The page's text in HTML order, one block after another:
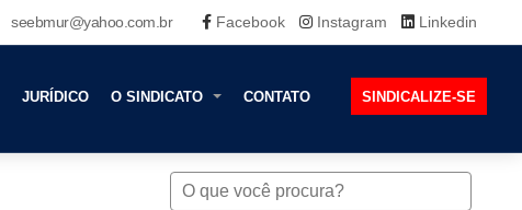
seebmur@yahoo.com.br Facebook Instagram Linkedin
JURÍDICO O SINDICATO CONTATO SINDICALIZE-SE